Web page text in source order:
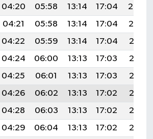
04:20 05:58 13:14 17:04
20:20
04:21 05:58 13:14 17:04
20:19
04:22 05:59 13:14 17:04
20:18
04:24 06:00 13:13 17:03
20:17
04:25 06:01 13:13 17:03
20:16
04:26 06:02 13:13 17:02
20:15
04:28 06:03 13:13 17:02
20:13
04:29 06:04 13:13 17:02
20:12